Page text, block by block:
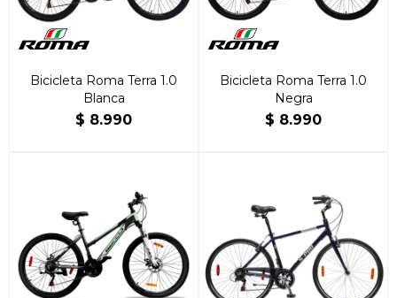
Bicicleta Roma Terra 1.0
Blanca
$ 8.990
Bicicleta Roma Terra 1.0
Negra
$ 8.990